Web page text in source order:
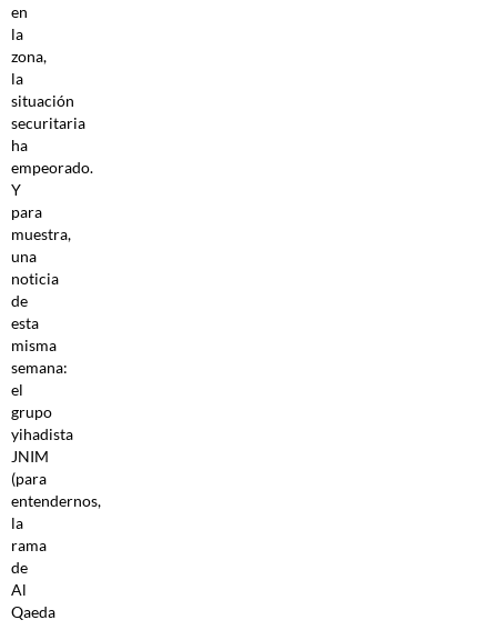
en
la
zona,
la
situación
securitaria
ha
empeorado.
Y
para
muestra,
una
noticia
de
esta
misma
semana:
el
grupo
yihadista
JNIM
(para
entendernos,
la
rama
de
Al
Qaeda